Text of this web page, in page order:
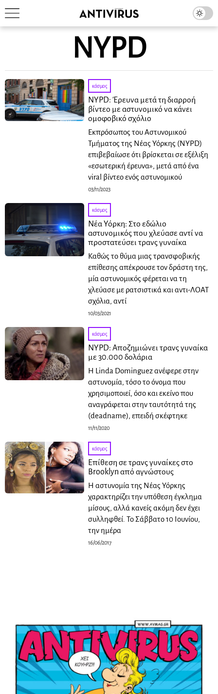
NYPD
κόσμος
NYPD: Έρευνα μετά τη διαρροή
βίντεο με αστυνομικό να κάνει
ομοφοβικό σχόλιο
Εκπρόσωπος του Αστυνομικού
Τμήματος της Νέας Υόρκης (NYPD)
επιβεβαίωσε ότι βρίσκεται σε εξέλιξη
«εσωτερική έρευνα», μετά από ένα
viral βίντεο ενός αστυνομικού
03/11/2023
κόσμος
Νέα Υόρκη: Στο εδώλιο
αστυνομικός που χλεύασε αντί να
προστατεύσει τρανς γυναίκα
Καθώς το θύμα μιας τρανσφοβικής
επίθεσης απέκρουσε τον δράστη της,
μία αστυνομικός φέρεται να τη
χλεύασε με ρατσιστικά και αντι-ΛΟΑΤ
σχόλια, αντί
10/03/2021
κόσμος
NYPD: Αποζημιώνει τρανς γυναίκα
με 30.000 δολάρια
Η Linda Dominguez ανέφερε στην
αστυνομία, τόσο το όνομα που
χρησιμοποιεί, όσο και εκείνο που
αναγράφεται στην ταυτότητά της
(deadname), επειδή σκέφτηκε
11/11/2020
κόσμος
Επίθεση σε τρανς γυναίκες στο
Brooklyn από αγνώστους
Η αστυνομία της Νέας Υόρκης
χαρακτηρίζει την υπόθεση έγκλημα
μίσους, αλλά κανείς ακόμη δεν έχει
συλληφθεί. Το Σάββατο 10 Ιουνίου,
την ημέρα
16/06/2017